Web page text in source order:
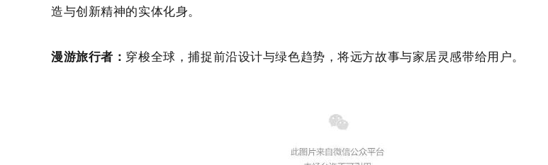
造与创新精神的实体化身。
漫游旅行者： 穿梭全球，捕捉前沿设计与绿色趋势，将远方故事与家居灵感带给用户。